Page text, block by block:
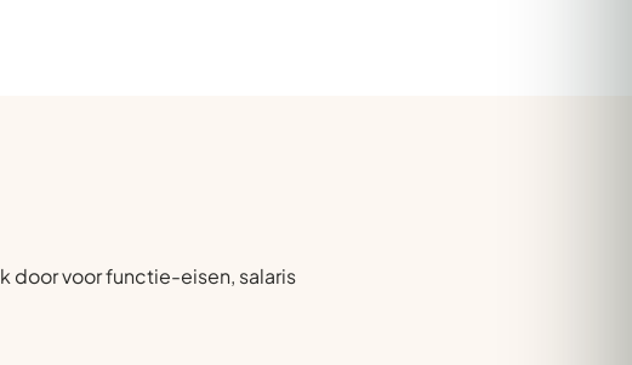
door voor functie-eisen, salaris